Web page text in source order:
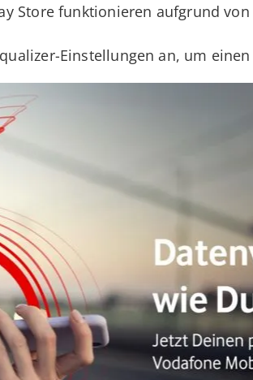
Store funktionieren aufgrund von
Einstellungen an, um einen